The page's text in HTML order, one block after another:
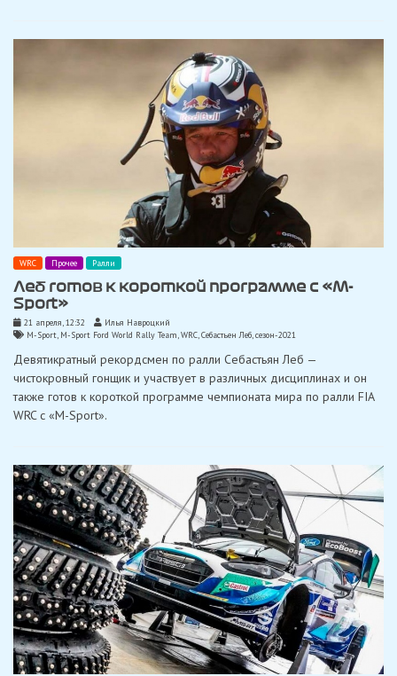
WRC Прочее Ралли
Леб готов к короткой программе с «M-
Sport»
21 апреля, 12:32
Илья Навроцкий
M-Sport, M-Sport Ford World Rally Team,WRC,Себастьен Леб,сезон-2021
Девятикратный рекордсмен по ралли Себастьян Леб —
чистокровный гонщик и участвует в различных дисциплинах и он
также готов к короткой программе чемпионата мира по ралли FIA
WRC с «M-Sport».